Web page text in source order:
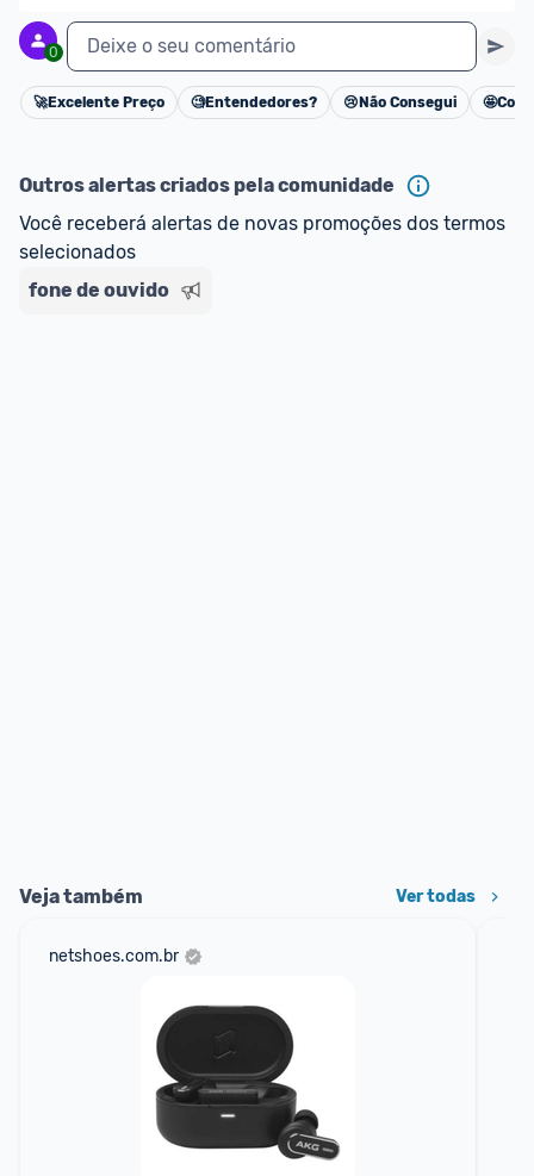
0 Deixe o seu comentário
Cancelar
🚀Excelente Preço 🧐Entendedores? 😢 Não Consegui 🤩
Outros alertas criados pela comunidade
Você receberá alertas de novas promoções dos termos
selecionados
fone de ouvido
Veja também Ver todas
netshoes.com.br